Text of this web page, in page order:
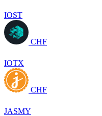
IOST
CHF
IOTX
CHF
JASMY